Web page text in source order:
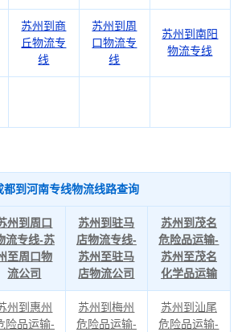
苏州到商
丘物流专
线
苏州到周
口物流专
线
苏州到南阳
物流专线
都到河南专线物流线路查询
州到周口
流专线-苏
至周口物
流公司
苏州到驻马
店物流专线-
苏州至驻马
店物流公司
苏州到茂名
危险品运输-
苏州至茂名
化学品运输
州到惠州
险品运输-
苏州到梅州
危险品运输-
苏州到汕尾
危险品运输-